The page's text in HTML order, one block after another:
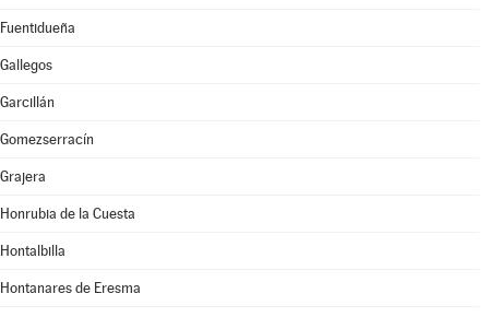
Fuentidueña
Gallegos
Garcillán
Gomezserracín
Grajera
Honrubia de la Cuesta
Hontalbilla
Hontanares de Eresma